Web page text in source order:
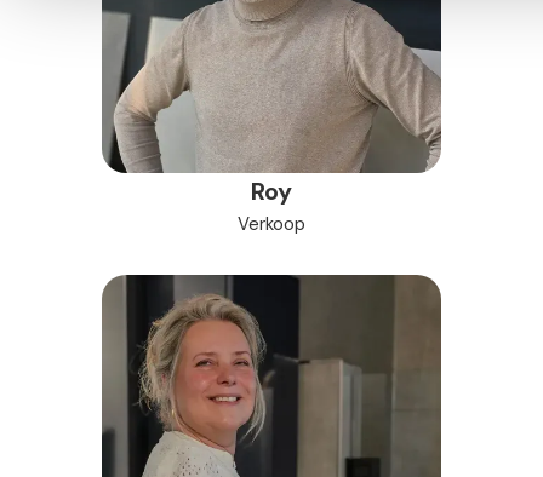
Roy
Verkoop